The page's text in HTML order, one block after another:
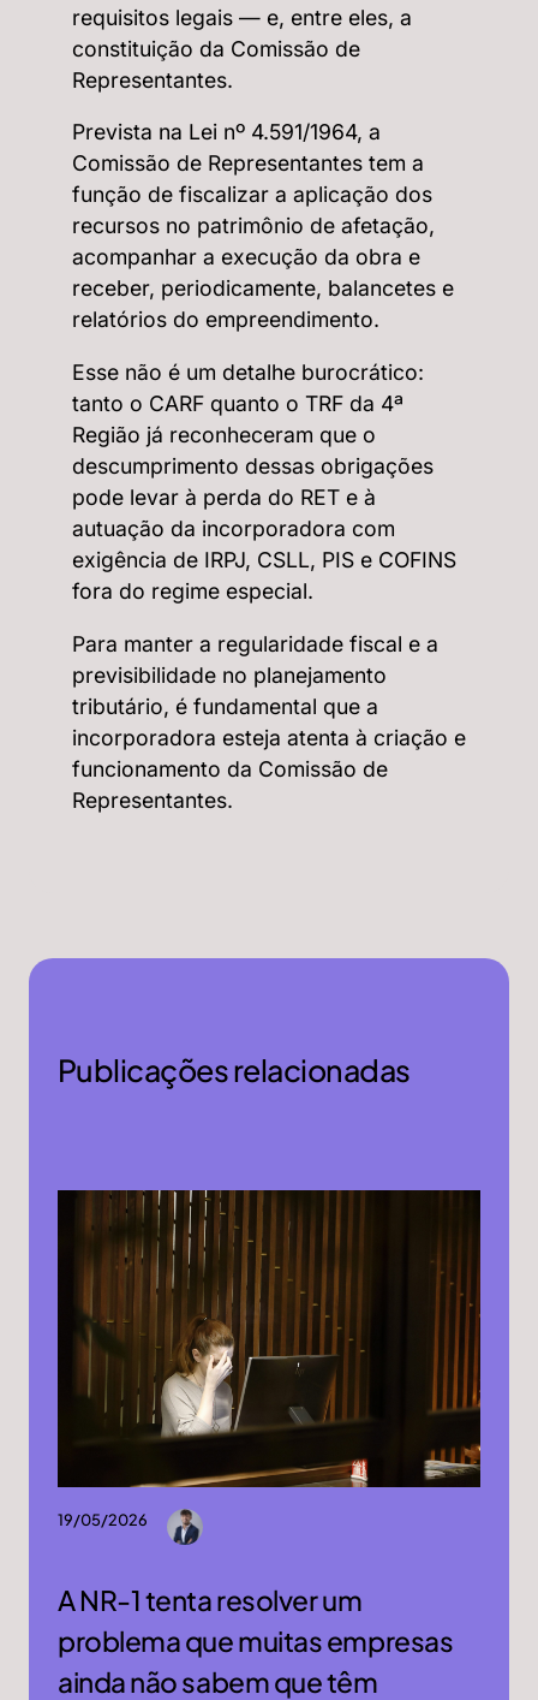
requisitos legais — e, entre eles, a
constituição da Comissão de
Representantes.
Prevista na Lei nº 4.591/1964, a
Comissão de Representantes tem a
função de fiscalizar a aplicação dos
recursos no patrimônio de afetação,
acompanhar a execução da obra e
receber, periodicamente, balancetes e
relatórios do empreendimento.
Esse não é um detalhe burocrático:
tanto o CARF quanto o TRF da 4ª
Região já reconheceram que o
descumprimento dessas obrigações
pode levar à perda do RET e à
autuação da incorporadora com
exigência de IRPJ, CSLL, PIS e COFINS
fora do regime especial.
Para manter a regularidade fiscal e a
previsibilidade no planejamento
tributário, é fundamental que a
incorporadora esteja atenta à criação e
funcionamento da Comissão de
Representantes.
Publicações relacionadas
19/05/2026
A NR-1 tenta resolver um
problema que muitas empresas
ainda não sabem que têm